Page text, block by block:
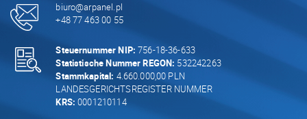
biuro@arpanel.pl
+48 77 463 00 55
Steuernummer NIP: 756-18-36-633
Statistische Nummer REGON: 532242263
Stammkapital: 4.660.000,00 PLN
LANDESGERICHTSREGISTER NUMMER
KRS: 0001210114